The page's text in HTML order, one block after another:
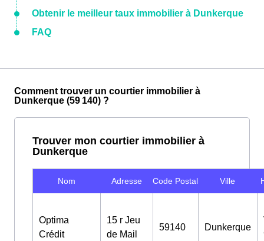
Obtenir le meilleur taux immobilier à Dunkerque
FAQ
Comment trouver un courtier immobilier à
Dunkerque (59 140) ?
Trouver mon courtier immobilier à
Dunkerque
Nom Adresse Code Postal Ville
Optima
Crédit
15 r Jeu
de Mail
59140 Dunkerque